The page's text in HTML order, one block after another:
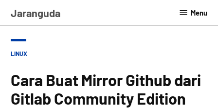
Jaranguda Menu
POSTED
LINUX
Cara Buat Mirror Github dari
Gitlab Community Edition